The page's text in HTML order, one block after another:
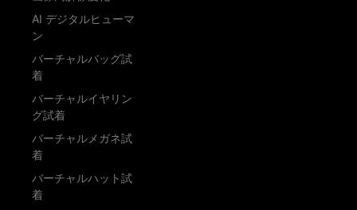
AI デジタルヒューマ
ン
バーチャルバッグ試
着
バーチャルイヤリン
グ試着
バーチャルメガネ試
着
バーチャルハット試
着